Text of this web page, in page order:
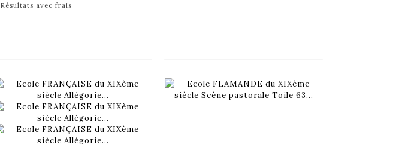
Résultats avec frais